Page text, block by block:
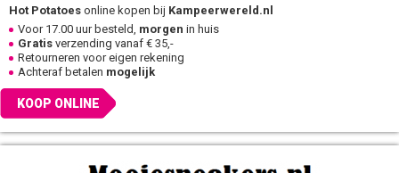
Hot Potatoes online kopen bij Kampeerwereld.nl
Voor 17.00 uur besteld, morgen in huis
Gratis verzending vanaf € 35,-
Retourneren voor eigen rekening
Achteraf betalen mogelijk
KOOP ONLINE